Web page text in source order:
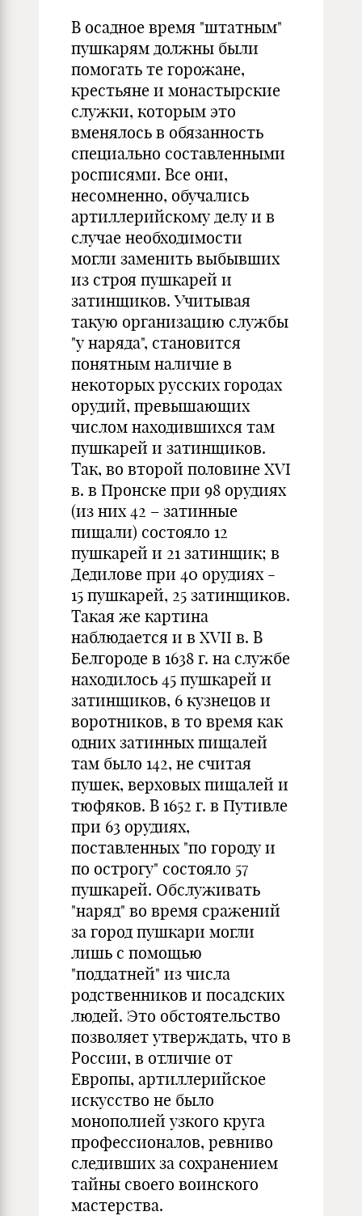
В осадное время "штатным"
пушкарям должны были
помогать те горожане,
крестьяне и монастырские
служки, которым это
вменялось в обязанность
специально составленными
росписями. Все они,
несомненно, обучались
артиллерийскому делу и в
случае необходимости
могли заменить выбывших
из строя пушкарей и
затинщиков. Учитывая
такую организацию службы
"у наряда", становится
понятным наличие в
некоторых русских городах
орудий, превышающих
числом находившихся там
пушкарей и затинщиков.
Так, во второй половине XVI
в. в Пронске при 98 орудиях
(из них 42 – затинные
пищали) состояло 12
пушкарей и 21 затинщик; в
Дедилове при 40 орудиях -
15 пушкарей, 25 затинщиков.
Такая же картина
наблюдается и в XVII в. В
Белгороде в 1638 г. на службе
находилось 45 пушкарей и
затинщиков, 6 кузнецов и
воротников, в то время как
одних затинных пищалей
там было 142, не считая
пушек, верховых пищалей и
тюфяков. В 1652 г. в Путивле
при 63 орудиях,
поставленных "по городу и
по острогу" состояло 57
пушкарей. Обслуживать
"наряд" во время сражений
за город пушкари могли
лишь с помощью
"поддатней" из числа
родственников и посадских
людей. Это обстоятельство
позволяет утверждать, что в
России, в отличие от
Европы, артиллерийское
искусство не было
монополией узкого круга
профессионалов, ревниво
следивших за сохранением
тайны своего воинского
мастерства.